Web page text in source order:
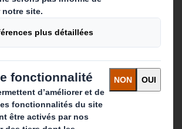
Contactez-nous
nous